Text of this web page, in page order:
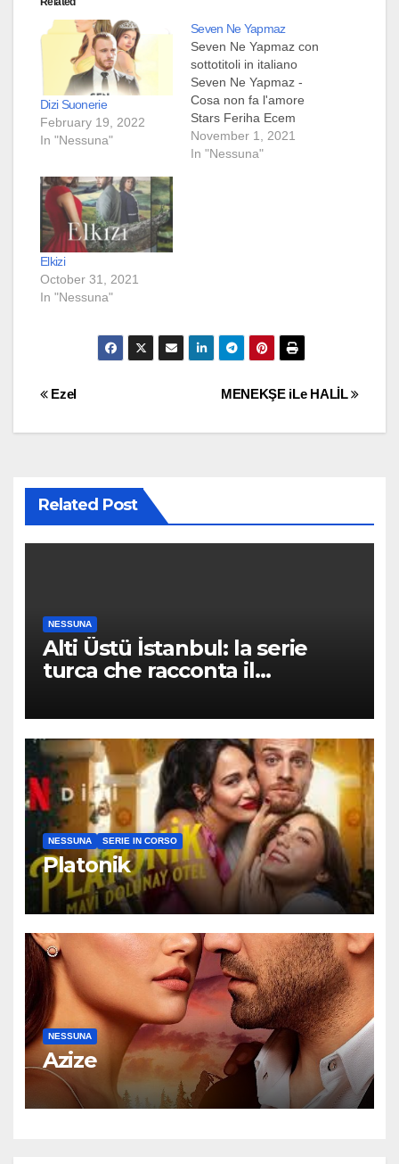
Dizi Suonerie
February 19, 2022
In "Nessuna"
Seven Ne Yapmaz
Seven Ne Yapmaz con
sottotitoli in italiano
Seven Ne Yapmaz -
Cosa non fa l'amore
Stars Feriha Ecem
Çalik Seren Sirince
Yusuf Çim Genere :
November 1, 2021
In "Nessuna"
Elkizi
October 31, 2021
In "Nessuna"
Post
navigation
MENEKŞE iLe HALİL
Ezel
Related Post
NESSUNA
Alti Üstü İstanbul: la serie
turca che racconta il
per caso
NESSUNA SERIE IN CORSO
Platonik
NESSUNA
Azize